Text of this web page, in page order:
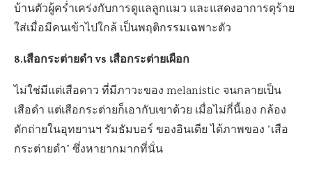
บ้านตัวผู้คร่ำเคร่งกับการดูแลลูกแมว และแสดงอาการดุร้าย
ใส่เมื่อมีคนเข้าไปใกล้ เป็นพฤติกรรมเฉพาะตัว
8.เสือกระต่ายดำ vs เสือกระต่ายเผือก
ไม่ใช่มีแต่เสือดาว ที่มีภาวะของ melanistic จนกลายเป็น
เสือดำ แต่เสือกระต่ายก็เอากับเขาด้วย เมื่อไม่กี่นี้เอง กล้อง
ดักถ่ายในอุทยานฯ รัมธัมบอร์ ของอินเดีย ได้ภาพของ “เสือ
กระต่ายดำ” ซึ่งหายากมากที่นั่น